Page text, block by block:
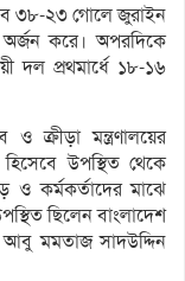
৩৮-২৩ গোলে জুরাইন
করে। অপরদিকে
দল প্রথমার্ধে ১৮-১৬
ও ক্রীড়া মন্ত্রণালয়ের
উপস্থিত থেকে
ও কর্মকর্তাদের মাঝে
ছিলেন বাংলাদেশ
আবু মমতাজ সাদউদ্দিন